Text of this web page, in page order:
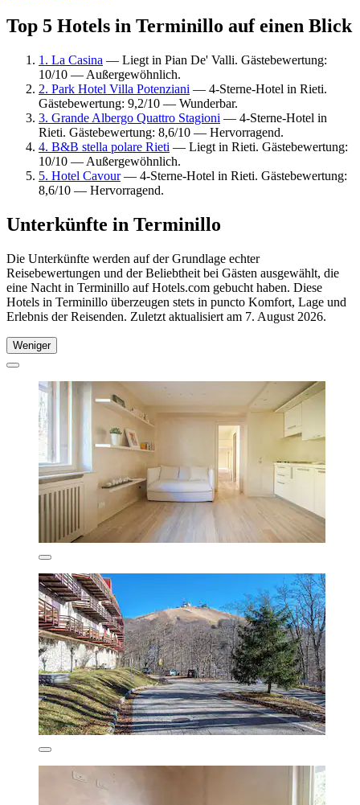
Top 5 Hotels in Terminillo auf einen Blick
1. La Casina — Liegt in Pian De' Valli. Gästebewertung:
10/10 — Außergewöhnlich.
2. Park Hotel Villa Potenziani — 4-Sterne-Hotel in Rieti.
Gästebewertung: 9,2/10 — Wunderbar.
3. Grande Albergo Quattro Stagioni — 4-Sterne-Hotel in
Rieti. Gästebewertung: 8,6/10 — Hervorragend.
4. B&B stella polare Rieti — Liegt in Rieti. Gästebewertung:
10/10 — Außergewöhnlich.
5. Hotel Cavour— 4-Sterne-Hotel in Rieti. Gästebewertung:
8,6/10 — Hervorragend.
Unterkünfte in Terminillo
Die Unterkünfte werden auf der Grundlage echter
Reisebewertungen und der Beliebtheit bei Gästen ausgewählt, die
eine Nacht in Terminillo auf Hotels.com gebucht haben. Diese
Hotels in Terminillo überzeugen stets in puncto Komfort, Lage und
Erlebnis der Reisenden. Zuletzt aktualisiert am 7. August 2026.
Weniger